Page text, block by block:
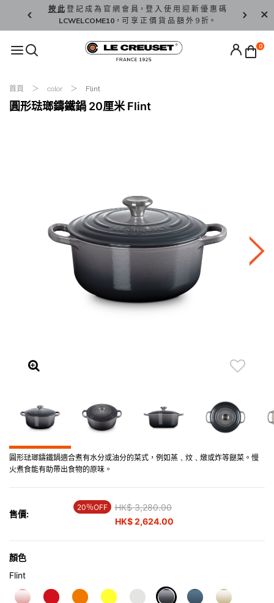
按 此登 記 成 為 官 網 會 員，登 入 使 用 迎 新 優 惠 碼
LCWELCOME10，可 享 正 價 貨 品 額 外 9 折。
香 港 / 澳
0
首頁 color Flint
圓形琺瑯鑄鐵鍋 20厘米 Flint
圓形琺瑯鑄鐵鍋適合煮有水分或油分的菜式，例如蒸﹑炆﹑燉或炸等餸菜。慢
火煮食能有助帶出食物的原味。
售價:
20％OFF Price reduced from
HK$ 3,280.00to
HK$ 2,624.00
顏色
Flint